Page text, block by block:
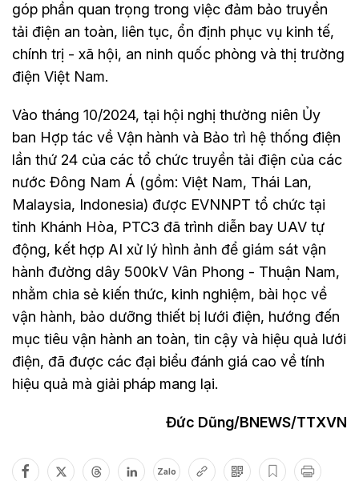
góp phần quan trọng trong việc đảm bảo truyền
tải điện an toàn, liên tục, ổn định phục vụ kinh tế,
chính trị - xã hội, an ninh quốc phòng và thị trường
điện Việt Nam.
Vào tháng 10/2024, tại hội nghị thường niên Ủy
ban Hợp tác về Vận hành và Bảo trì hệ thống điện
lần thứ 24 của các tổ chức truyền tải điện của các
nước Đông Nam Á (gồm: Việt Nam, Thái Lan,
Malaysia, Indonesia) được EVNNPT tổ chức tại
tỉnh Khánh Hòa, PTC3 đã trình diễn bay UAV tự
động, kết hợp AI xử lý hình ảnh để giám sát vận
hành đường dây 500kV Vân Phong - Thuận Nam,
nhằm chia sẻ kiến thức, kinh nghiệm, bài học về
vận hành, bảo dưỡng thiết bị lưới điện, hướng đến
mục tiêu vận hành an toàn, tin cậy và hiệu quả lưới
điện, đã được các đại biểu đánh giá cao về tính
hiệu quả mà giải pháp mang lại.
Đức Dũng/BNEWS/TTXVN
Zalo